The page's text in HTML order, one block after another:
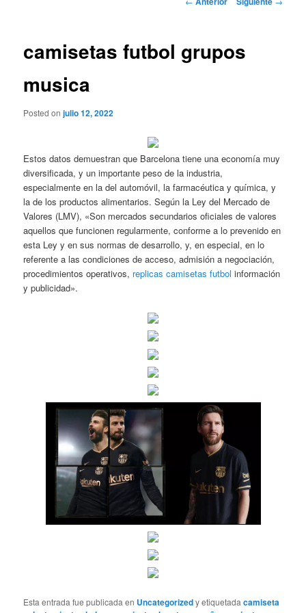
camisetas futbol grupos
musica
Posted onjulio 12, 2022
Estos datos demuestran que Barcelona tiene una economía muy
diversificada, y un importante peso de la industria,
especialmente en la del automóvil, la farmacéutica y química, y
la de los productos alimentarios. Según la Ley del Mercado de
Valores (LMV), «Son mercados secundarios oficiales de valores
aquellos que funcionen regularmente, conforme a lo prevenido en
esta Ley y en sus normas de desarrollo, y, en especial, en lo
referente a las condiciones de acceso, admisión a negociación,
procedimientos operativos, replicas camisetas futbol información
y publicidad».
Esta entrada fue publicada en Uncategorizedy etiquetadacamiseta